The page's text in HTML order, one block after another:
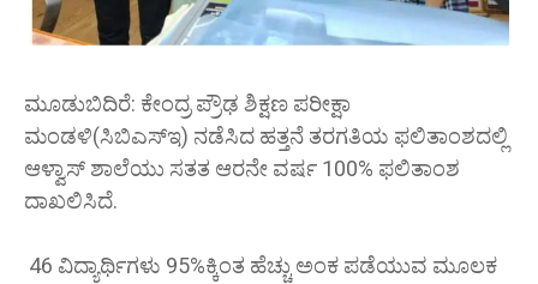
ಮೂಡುಬಿದಿರೆ: ಕೇಂದ್ರ ಪ್ರೌಢ ಶಿಕ್ಷಣ ಪರೀಕ್ಷಾ
ಮಂಡಳಿ(ಸಿಬಿಎಸ್‌ಇ) ನಡೆಸಿದ ಹತ್ತನೆ ತರಗತಿಯ ಫಲಿತಾಂಶದಲ್ಲಿ
ಆಳ್ವಾಸ್ ಶಾಲೆಯು ಸತತ ಆರನೇ ವರ್ಷ 100% ಫಲಿತಾಂಶ
ದಾಖಲಿಸಿದೆ.
46 ವಿದ್ಯಾರ್ಥಿಗಳು 95%ಕ್ಕಿಂತ ಹೆಚ್ಚು ಅಂಕ ಪಡೆಯುವ ಮೂಲಕ